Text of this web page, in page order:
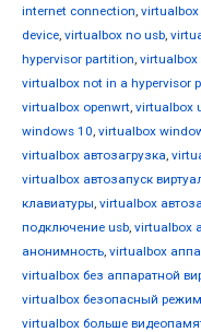
internet connection,
device, virtualbox no usb,
hypervisor partition, virtualbox
virtualbox not in a hypervisor
virtualbox openwrt, virtualbox
windows 10, virtualbox
virtualbox автозагрузка,
virtualbox автозапуск
клавиатуры, virtualbox
подключение usb, virtualbox
анонимность, virtualbox
virtualbox без аппаратной
virtualbox безопасный режим
virtualbox больше